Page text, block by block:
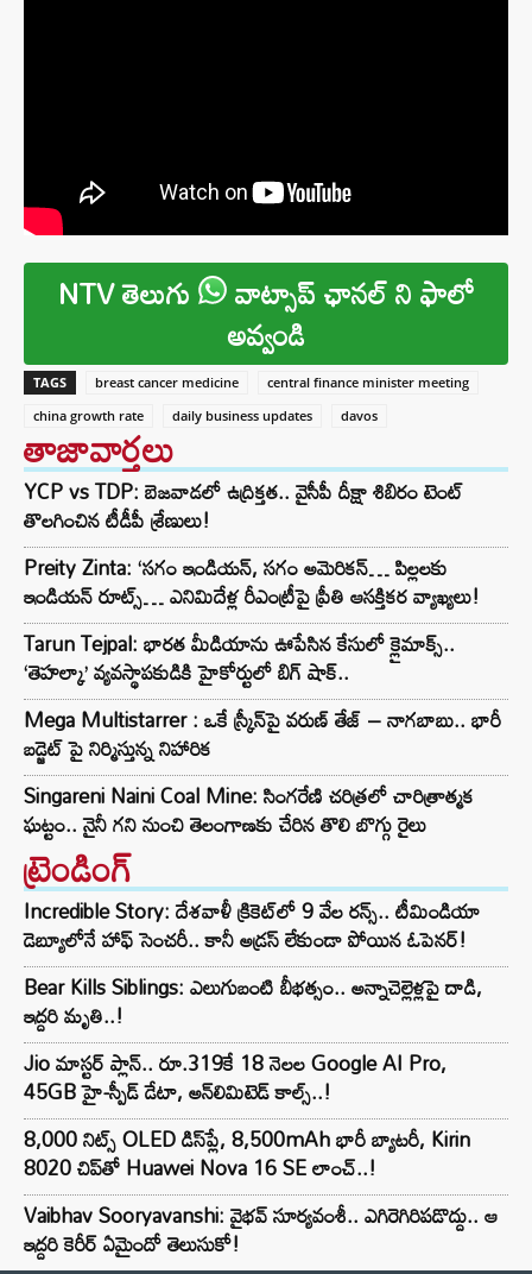
NTV తెలుగు వాట్సాప్ ఛానల్ ని ఫాలో
అవ్వండి
TAGS breast cancer medicine
central finance minister meeting
china growth rate
daily business updates davos
తాజావార్తలు
YCP vs TDP: బెజవాడలో ఉద్రిక్తత.. వైసీపీ దీక్షా శిబిరం టెంట్
తొలగించిన టీడీపీ శ్రేణులు!
Preity Zinta: ‘సగం ఇండియన్, సగం అమెరికన్… పిల్లలకు
ఇండియన్ రూట్స్… ఎనిమిదేళ్ల రీఎంట్రీపై ప్రీతి ఆసక్తికర వ్యాఖ్యలు!
Tarun Tejpal: భారత మీడియాను ఊపేసిన కేసులో క్లైమాక్స్..
‘తెహల్కా’ వ్యవస్థాపకుడికి హైకోర్టులో బిగ్ షాక్..
Mega Multistarrer : ఒకే స్క్రీన్‌పై వరుణ్ తేజ్ – నాగబాబు.. భారీ
బడ్జెట్ పై నిర్మిస్తున్న నిహారిక
Singareni Naini Coal Mine: సింగరేణి చరిత్రలో చారిత్రాత్మక
ఘట్టం.. నైనీ గని నుంచి తెలంగాణకు చేరిన తొలి బొగ్గు రైలు
ట్రెండింగ్‌
Incredible Story: దేశవాళీ క్రికెట్‌లో 9 వేల రన్స్.. టీమిండియా
డెబ్యూలోనే హాఫ్ సెంచరీ.. కానీ అడ్రస్ లేకుండా పోయిన ఓపెనర్!
Bear Kills Siblings: ఎలుగుబంటి బీభత్సం.. అన్నాచెల్లెళ్లపై దాడి,
ఇద్దరి మృతి..!
Jio మాస్టర్ ప్లాన్.. రూ.319కే 18 నెలల Google AI Pro,
45GB హై-స్పీడ్ డేటా, అన్⁭లిమిటెడ్ కాల్స్..!
8,000 నిట్స్ OLED డిస్‌ప్లే, 8,500mAh భారీ బ్యాటరీ, Kirin
8020 చిప్‌తో Huawei Nova 16 SE లాంచ్..!
Vaibhav Sooryavanshi: వైభవ్ సూర్యవంశీ.. ఎగిరెగిరిపడొద్దు.. ఆ
ఇద్దరి కెరీర్ ఏమైందో తెలుసుకో!